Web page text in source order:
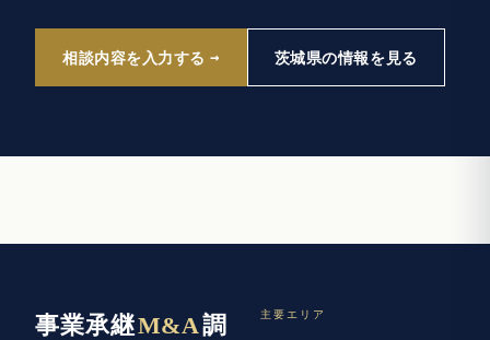
相談内容を入力する 茨城県の情報を見る
事業承継M&A調
主要エリア